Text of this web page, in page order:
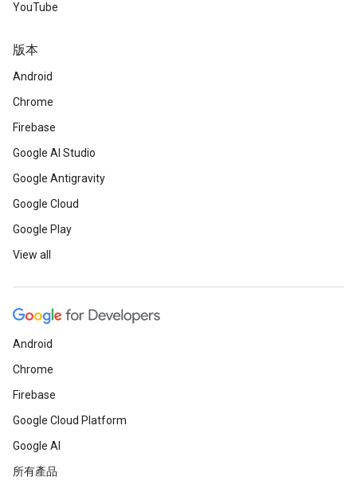
YouTube
版本
Android
Chrome
Firebase
Google AI Studio
Google Antigravity
Google Cloud
Google Play
View all
Android
Chrome
Firebase
Google Cloud Platform
Google AI
所有產品